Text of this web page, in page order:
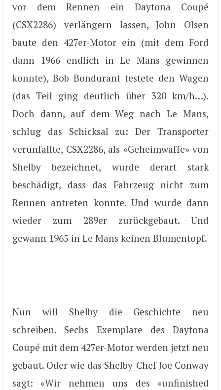
vor dem Rennen ein Daytona Coupé
(CSX2286) verlängern lassen, John Olsen
baute den 427er-Motor ein (mit dem Ford
dann 1966 endlich in Le Mans gewinnen
konnte), Bob Bondurant testete den Wagen
(das Teil ging deutlich über 320 km/h…).
Doch dann, auf dem Weg nach Le Mans,
schlug das Schicksal zu: Der Transporter
verunfallte, CSX2286, als «Geheimwaffe» von
Shelby bezeichnet, wurde derart stark
beschädigt, dass das Fahrzeug nicht zum
Rennen antreten konnte. Und wurde dann
wieder zum 289er zurückgebaut. Und
gewann 1965 in Le Mans keinen Blumentopf.
Nun will Shelby die Geschichte neu
schreiben. Sechs Exemplare des Daytona
Coupé mit dem 427er-Motor werden jetzt neu
gebaut. Oder wie das Shelby-Chef Joe Conway
sagt: «Wir nehmen uns des «unfinished